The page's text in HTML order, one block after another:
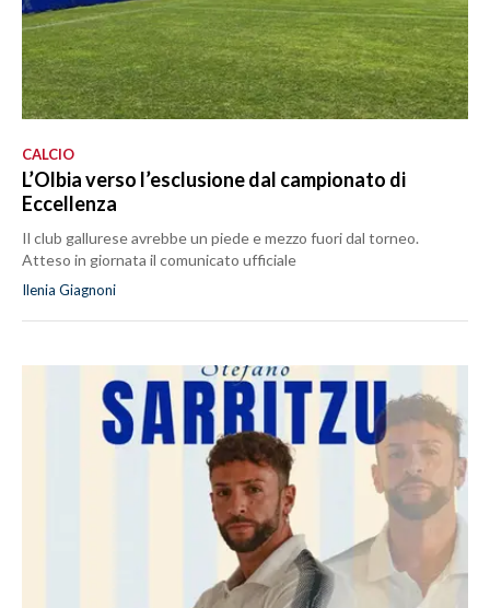
CALCIO
L’Olbia verso l’esclusione dal campionato di
Eccellenza
Il club gallurese avrebbe un piede e mezzo fuori dal torneo.
Atteso in giornata il comunicato ufficiale
Ilenia Giagnoni